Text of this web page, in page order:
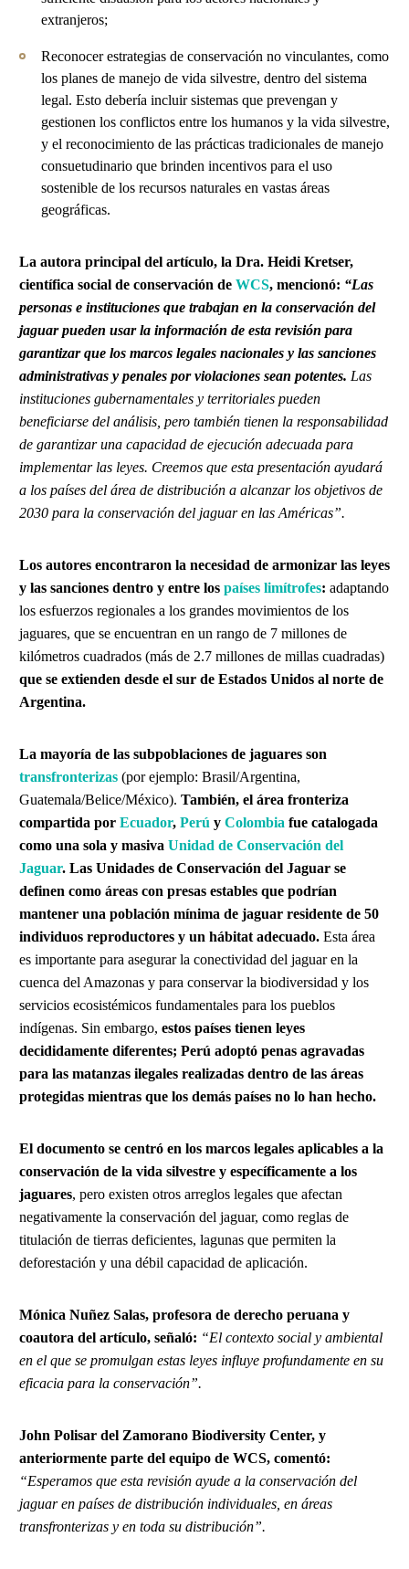
extranjeros;
Reconocer estrategias de conservación no vinculantes, como
los planes de manejo de vida silvestre, dentro del sistema
legal. Esto debería incluir sistemas que prevengan y
gestionen los conflictos entre los humanos y la vida silvestre,
y el reconocimiento de las prácticas tradicionales de manejo
consuetudinario que brinden incentivos para el uso
sostenible de los recursos naturales en vastas áreas
geográficas.
La autora principal del artículo, la Dra. Heidi Kretser,
científica social de conservación de WCS, mencionó: “Las
personas e instituciones que trabajan en la conservación del
jaguar pueden usar la información de esta revisión para
garantizar que los marcos legales nacionales y las sanciones
administrativas y penales por violaciones sean potentes. Las
instituciones gubernamentales y territoriales pueden
beneficiarse del análisis, pero también tienen la responsabilidad
de garantizar una capacidad de ejecución adecuada para
implementar las leyes. Creemos que esta presentación ayudará
a los países del área de distribución a alcanzar los objetivos de
2030 para la conservación del jaguar en las Américas”.
Los autores encontraron la necesidad de armonizar las leyes
y las sanciones dentro y entre los países limítrofes: adaptando
los esfuerzos regionales a los grandes movimientos de los
jaguares, que se encuentran en un rango de 7 millones de
kilómetros cuadrados (más de 2.7 millones de millas cuadradas)
que se extienden desde el sur de Estados Unidos al norte de
Argentina.
La mayoría de las subpoblaciones de jaguares son
transfronterizas (por ejemplo: Brasil/Argentina,
Guatemala/Belice/México). También, el área fronteriza
compartida por Ecuador, Perú y Colombia fue catalogada
como una sola y masiva Unidad de Conservación del
Jaguar. Las Unidades de Conservación del Jaguar se
definen como áreas con presas estables que podrían
mantener una población mínima de jaguar residente de 50
individuos reproductores y un hábitat adecuado. Esta área
es importante para asegurar la conectividad del jaguar en la
cuenca del Amazonas y para conservar la biodiversidad y los
servicios ecosistémicos fundamentales para los pueblos
indígenas. Sin embargo, estos países tienen leyes
decididamente diferentes; Perú adoptó penas agravadas
para las matanzas ilegales realizadas dentro de las áreas
protegidas mientras que los demás países no lo han hecho.
El documento se centró en los marcos legales aplicables a la
conservación de la vida silvestre y específicamente a los
jaguares, pero existen otros arreglos legales que afectan
negativamente la conservación del jaguar, como reglas de
titulación de tierras deficientes, lagunas que permiten la
deforestación y una débil capacidad de aplicación.
Mónica Nuñez Salas, profesora de derecho peruana y
coautora del artículo, señaló: “El contexto social y ambiental
en el que se promulgan estas leyes influye profundamente en su
eficacia para la conservación”.
John Polisar del Zamorano Biodiversity Center, y
anteriormente parte del equipo de WCS, comentó:
“Esperamos que esta revisión ayude a la conservación del
jaguar en países de distribución individuales, en áreas
transfronterizas y en toda su distribución”.